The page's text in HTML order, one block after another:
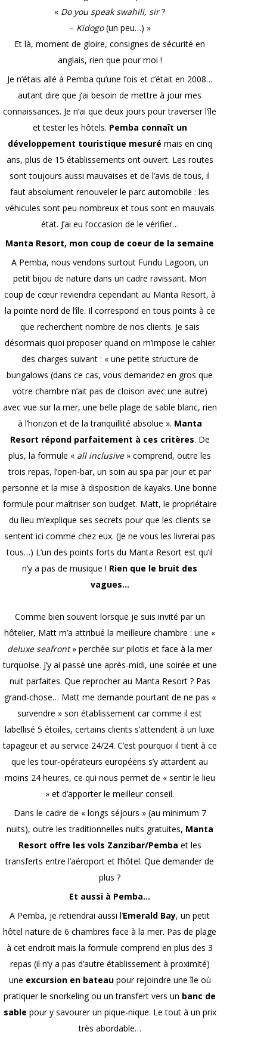
« Do you speak swahili, sir?
– Kidogo(un peu…) »
Et là, moment de gloire, consignes de sécurité en
anglais, rien que pour moi !
Je n’étais allé à Pemba qu’une fois et c’était en 2008…
autant dire que j’ai besoin de mettre à jour mes
connaissances. Je n’ai que deux jours pour traverser l’île
et tester les hôtels. Pemba connaît un
développement touristique mesuré mais en cinq
ans, plus de 15 établissements ont ouvert. Les routes
sont toujours aussi mauvaises et de l’avis de tous, il
faut absolument renouveler le parc automobile : les
véhicules sont peu nombreux et tous sont en mauvais
état. J’ai eu l’occasion de le vérifier…
Manta Resort, mon coup de coeur de la semaine
A Pemba, nous vendons surtout Fundu Lagoon, un
petit bijou de nature dans un cadre ravissant. Mon
coup de cœur reviendra cependant au Manta Resort, à
la pointe nord de l’île. Il correspond en tous points à ce
que recherchent nombre de nos clients. Je sais
désormais quoi proposer quand on m’impose le cahier
des charges suivant : « une petite structure de
bungalows (dans ce cas, vous demandez en gros que
votre chambre n’ait pas de cloison avec une autre)
avec vue sur la mer, une belle plage de sable blanc, rien
à l’horizon et de la tranquillité absolue ». Manta
Resort répond parfaitement à ces critères. De
plus, la formule « all inclusive» comprend, outre les
trois repas, l’open-bar, un soin au spa par jour et par
personne et la mise à disposition de kayaks. Une bonne
formule pour maîtriser son budget. Matt, le propriétaire
du lieu m’explique ses secrets pour que les clients se
sentent ici comme chez eux. (Je ne vous les livrerai pas
tous…) L’un des points forts du Manta Resort est qu’il
n’y a pas de musique ! Rien que le bruit des
vagues…
Comme bien souvent lorsque je suis invité par un
hôtelier, Matt m’a attribué la meilleure chambre : une «
deluxe seafront» perchée sur pilotis et face à la mer
turquoise. J’y ai passé une après-midi, une soirée et une
nuit parfaites. Que reprocher au Manta Resort ? Pas
grand-chose… Matt me demande pourtant de ne pas «
survendre » son établissement car comme il est
labellisé 5 étoiles, certains clients s’attendent à un luxe
tapageur et au service 24/24. C’est pourquoi il tient à ce
que les tour-opérateurs européens s’y attardent au
moins 24 heures, ce qui nous permet de « sentir le lieu
» et d’apporter le meilleur conseil.
Dans le cadre de « longs séjours » (au minimum 7
nuits), outre les traditionnelles nuits gratuites, Manta
Resort offre les vols Zanzibar/Pemba et les
transferts entre l’aéroport et l’hôtel. Que demander de
plus ?
Et aussi à Pemba…
A Pemba, je retiendrai aussi l’Emerald Bay, un petit
hôtel nature de 6 chambres face à la mer. Pas de plage
à cet endroit mais la formule comprend en plus des 3
repas (il n’y a pas d’autre établissement à proximité)
une excursion en bateaupour rejoindre une île où
pratiquer le snorkeling ou un transfert vers un banc de
sable pour y savourer un pique-nique. Le tout à un prix
très abordable…